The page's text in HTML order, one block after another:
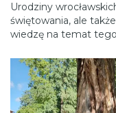
Urodziny
świętowania, ale
wiedzę na temat